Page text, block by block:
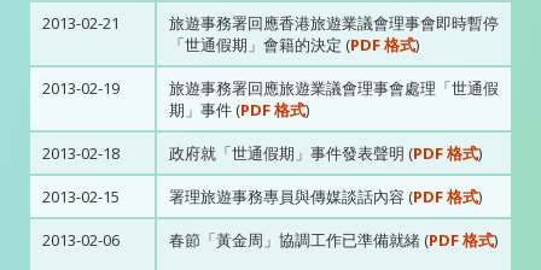
2013-02-21
旅遊事務署回應香港旅遊業議會理事會即時暫停
「世通假期」會籍的決定 (PDF 格式)
2013-02-19
旅遊事務署回應旅遊業議會理事會處理「世通假
期」事件 (PDF 格式)
2013-02-18
政府就「世通假期」事件發表聲明 (PDF 格式)
2013-02-15
署理旅遊事務專員與傳媒談話內容 (PDF 格式)
2013-02-06
春節「黃金周」協調工作已準備就緒 (PDF 格式)